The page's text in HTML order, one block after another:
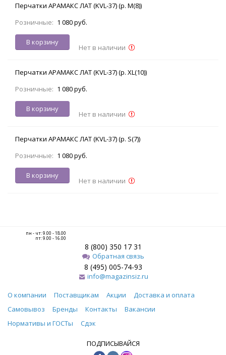
Перчатки АРАМАКС ЛАТ (KVL-37) (р. M(8))
Розничные: 1 080 руб.
В корзину
Нет в наличии
Перчатки АРАМАКС ЛАТ (KVL-37) (р. XL(10))
Розничные: 1 080 руб.
В корзину
Нет в наличии
Перчатки АРАМАКС ЛАТ (KVL-37) (р. S(7))
Розничные: 1 080 руб.
В корзину
Нет в наличии
пн - чт: 9.00 - 18.00
пт: 9.00 - 16.00
8 (800) 350 17 31
Обратная связь
8 (495) 005-74-93
info@magazinsiz.ru
О компании Поставщикам Акции
Доставка и оплата
Самовывоз
Бренды Контакты
Вакансии
Нормативы и ГОСТы
Сдэк
ПОДПИСЫВАЙСЯ